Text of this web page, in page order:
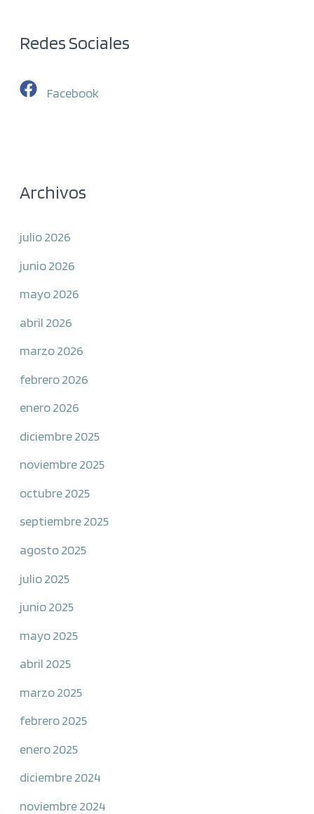
Redes Sociales
Facebook
Archivos
julio 2026
junio 2026
mayo 2026
abril 2026
marzo 2026
febrero 2026
enero 2026
diciembre 2025
noviembre 2025
octubre 2025
septiembre 2025
agosto 2025
julio 2025
junio 2025
mayo 2025
abril 2025
marzo 2025
febrero 2025
enero 2025
diciembre 2024
noviembre 2024